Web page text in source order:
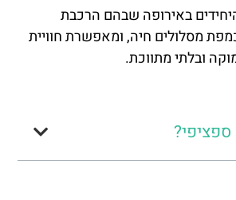
באירופה שבהם הרכבת
מסלולים חיה, ומאפשרת חוויית
ובלתי מתווכת.